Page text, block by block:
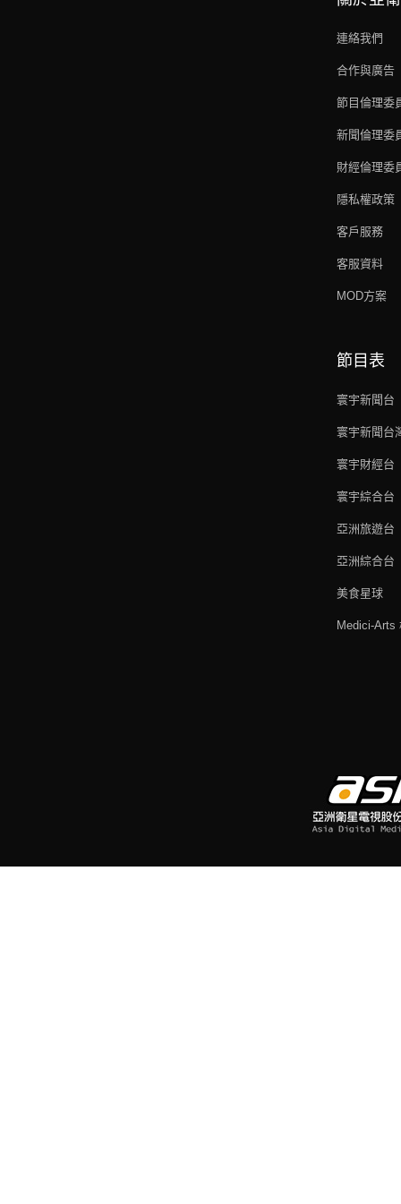
連絡我們
合作與廣告
節目倫理委
新聞倫理委
財經倫理委
隱私權政策
客戶服務
客服資料
MOD方案
節目表
寰宇新聞台
寰宇新聞台
寰宇財經台
寰宇綜合台
亞洲旅遊台
亞洲綜合台
美食星球
Medici-Arts